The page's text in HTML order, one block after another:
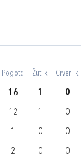
Pogotci Žuti k. Crveni k.
16 1 0
12 1 0
1 0 0
2 0 0